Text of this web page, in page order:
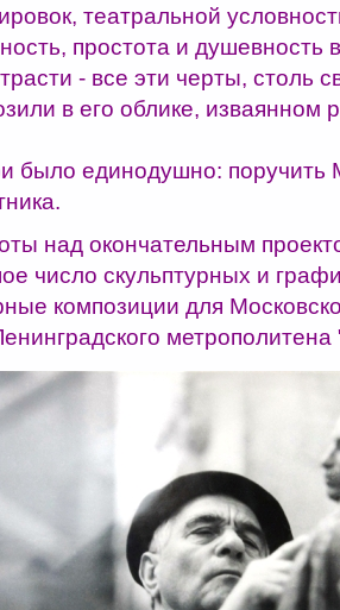
театральной
простота и душевность
- все эти черты, столь
в его облике, изваянном
было единодушно: поручить
над окончательным
число скульптурных и
композиции для